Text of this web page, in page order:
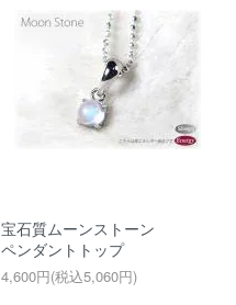
宝石質ムーンストーン
ペンダントトップ
4,600円(税込5,060円)